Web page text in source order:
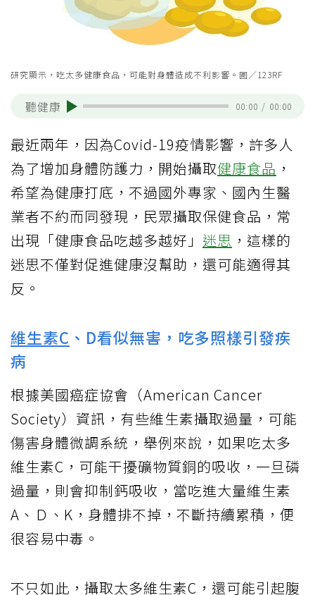
研究顯示，吃太多健康食品，可能對身體造成不利影響。圖／123RF
聽健康 00:00 / 00:00
最近兩年，因為Covid-19疫情影響，許多人
為了增加身體防護力，開始攝取健康食品 ，
希望為健康打底，不過國外專家、國內生醫
業者不約而同發現，民眾攝取保健食品，常
出現「健康食品吃越多越好」 迷思 ，這樣的
迷思不僅對促進健康沒幫助，還可能適得其
反。
維生素C 、D看似無害，吃多照樣引發疾
病
根據美國癌症協會（American Cancer
Society）資訊，有些維生素攝取過量，可能
傷害身體微調系統，舉例來說，如果吃太多
維生素C，可能干擾礦物質銅的吸收，一旦磷
過量，則會抑制鈣吸收，當吃進大量維生素
A、Ｄ、K，身體排不掉，不斷持續累積，便
很容易中毒。
不只如此，攝取太多維生素C，還可能引起腹